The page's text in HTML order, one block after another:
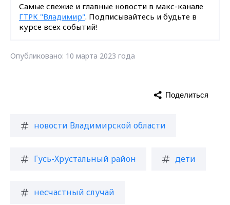
Самые свежие и главные новости в макс-канале
ГТРК "Владимир". Подписывайтесь и будьте в
курсе всех событий!
Опубликовано: 10 марта 2023 года
новости Владимирской области
Гусь-Хрустальный район дети
несчастный случай
Поделиться